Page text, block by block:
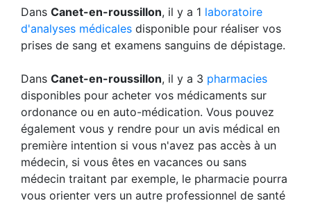
Dans Canet-en-roussillon, il y a 1 laboratoire
d'analyses médicales disponible pour réaliser vos
prises de sang et examens sanguins de dépistage.
Dans Canet-en-roussillon, il y a 3 pharmacies
disponibles pour acheter vos médicaments sur
ordonance ou en auto-médication. Vous pouvez
également vous y rendre pour un avis médical en
première intention si vous n'avez pas accès à un
médecin, si vous êtes en vacances ou sans
médecin traitant par exemple, le pharmacie pourra
vous orienter vers un autre professionnel de santé